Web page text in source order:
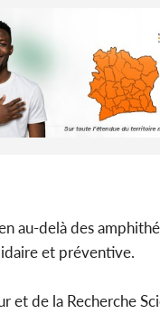
au-delà des
et préventive.
et de la Recherche
Côte d'Ivoire :
2026,
battant de la
société
gouvernement